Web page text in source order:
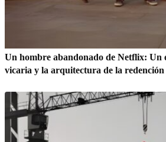
Un hombre abandonado de Netflix: Un
vicaria y la arquitectura de la redención